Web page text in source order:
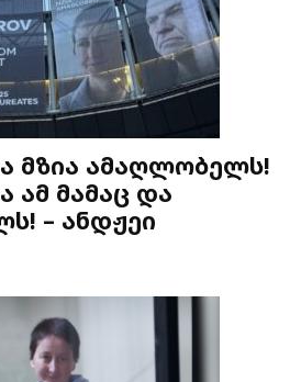
მზია ამაღლობელს!
ამ მამაც და
– ანდჟეი